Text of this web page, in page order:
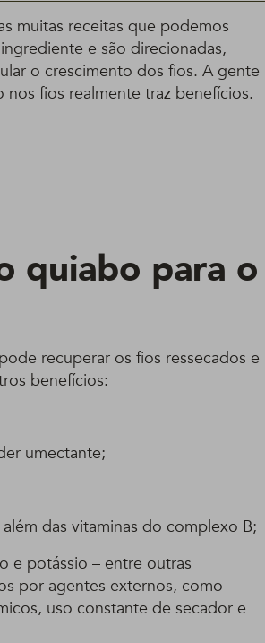
muitas receitas que podemos
e são direcionadas,
o crescimento dos fios. A gente
nos fios realmente traz benefícios.
quiabo para o
recuperar os fios ressecados e
benefícios:
umectante;
das vitaminas do complexo B;
e potássio – entre outras
por agentes externos, como
uso constante de secador e